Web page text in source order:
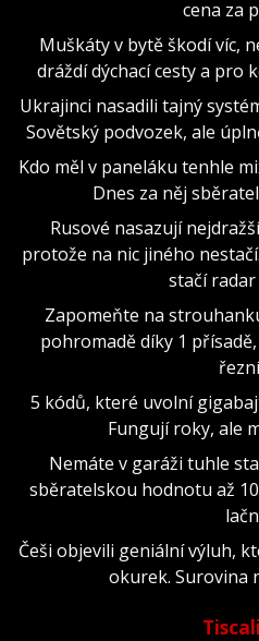
cena za
Muškáty v bytě škodí víc,
dráždí dýchací cesty a pro
Ukrajinci nasadili tajný
Sovětský podvozek, ale
Kdo měl v paneláku tenhle
Dnes za něj
Rusové nasazují
protože na nic jiného
stačí radar
Zapomeňte na
pohromadě díky 1
5 kódů, které uvolní
Fungují roky, ale
Nemáte v garáži tuhle
sběratelskou hodnotu až
Češi objevili geniální výluh,
okurek. Surovina